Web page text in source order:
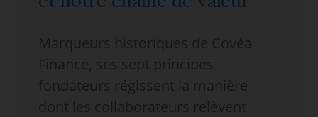
Marqueurs historiques de Covéa
Finance, ses sept principes
fondateurs régissent la manière
dont les collaborateurs relèvent